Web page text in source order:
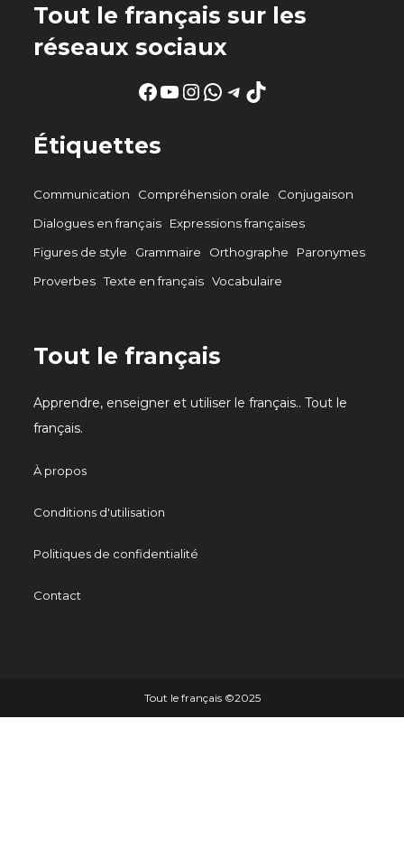
Tout le français sur les
réseaux sociaux
Facebook
YouTube
Instagram
WhatsApp
Telegram
TikTok
Étiquettes
Communication Compréhension orale
Conjugaison
Dialogues en français
Expressions françaises
Figures de style
Grammaire Orthographe
Paronymes
Proverbes Texte en français Vocabulaire
Tout le français
Apprendre, enseigner et utiliser le français.. Tout le
français.
À propos
Conditions d'utilisation
Politiques de confidentialité
Contact
Tout le français ©️2025